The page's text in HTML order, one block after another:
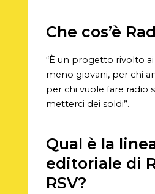
Che cos’è
“È un progetto rivolto ai
meno giovani, per chi
per chi vuole fare radio
metterci dei soldi”.
Qual è la
editoriale di
RSV?